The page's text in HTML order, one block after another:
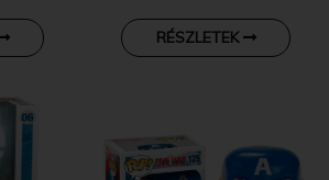
RÉSZLETEK